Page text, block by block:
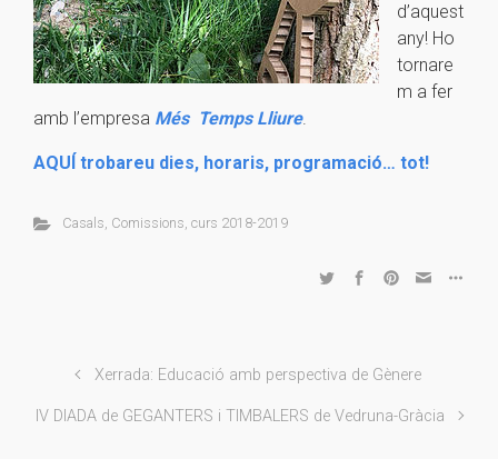
d’aquest
any! Ho
tornare
m a fer
amb l’empresa Més Temps Lliure.
AQUÍ trobareu dies, horaris, programació… tot!
Casals, Comissions, curs 2018-2019
Xerrada: Educació amb perspectiva de Gènere
IV DIADA de GEGANTERS i TIMBALERS de Vedruna-Gràcia